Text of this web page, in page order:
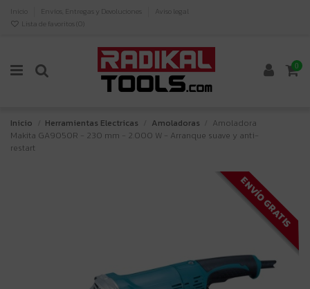
Inicio Envíos, Entregas y Devoluciones
Aviso legal
Lista de favoritos ( 0)
0
Inicio Herramientas Electricas Amoladoras
Amoladora
Makita GA9050R - 230 mm - 2.000 W - Arranque suave y anti-
restart
ENVÍO GRATIS